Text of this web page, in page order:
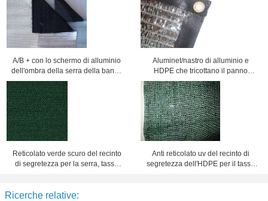
A/B + con lo schermo di alluminio
dell'ombra della serra della banda
di B con l'alto rapporto di
ombreggiatura
Aluminet/nastro di alluminio e
HDPE che tricottano il panno
dell'ombra, reticolato di
ombreggiatura della serra
Reticolato verde scuro del recinto
di segretezza per la serra, tasso
Anti reticolato uv del recinto di
segretezza dell'HDPE per il tasso
Ricerche relative: